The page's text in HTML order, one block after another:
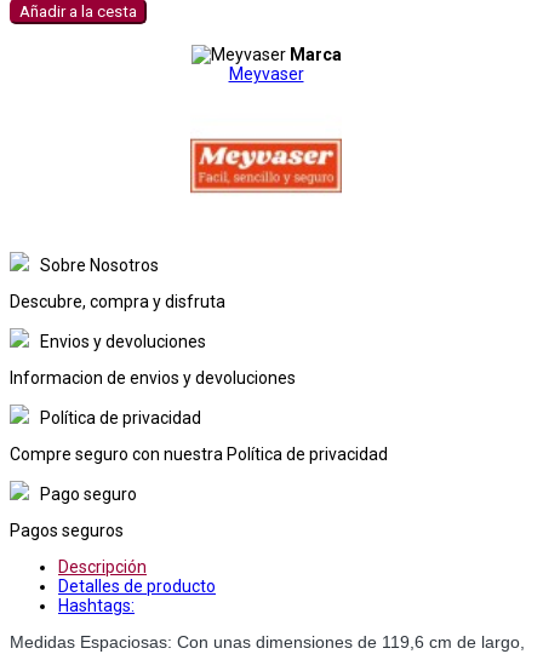
Añadir a la cesta
Marca
Meyvaser
Sobre Nosotros
Descubre, compra y disfruta
Envios y devoluciones
Informacion de envios y devoluciones
Política de privacidad
Compre seguro con nuestra Política de privacidad
Pago seguro
Pagos seguros
Descripción
Detalles de producto
Hashtags:
Medidas Espaciosas: Con unas dimensiones de 119,6 cm de largo,